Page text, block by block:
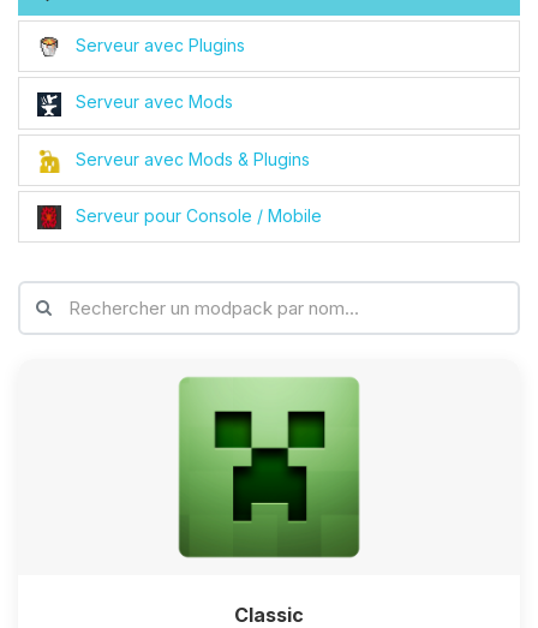
Serveur avec Plugins
Serveur avec Mods
Serveur avec Mods & Plugins
Serveur pour Console / Mobile
Classic